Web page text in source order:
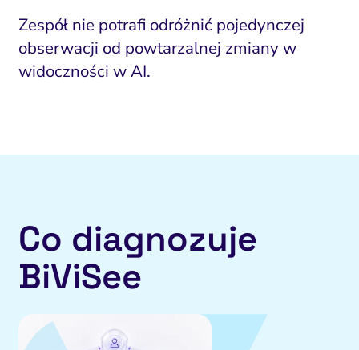
Zespół nie potrafi odróżnić pojedynczej
obserwacji od powtarzalnej zmiany w
widoczności w AI.
Co diagnozuje
BiViSee